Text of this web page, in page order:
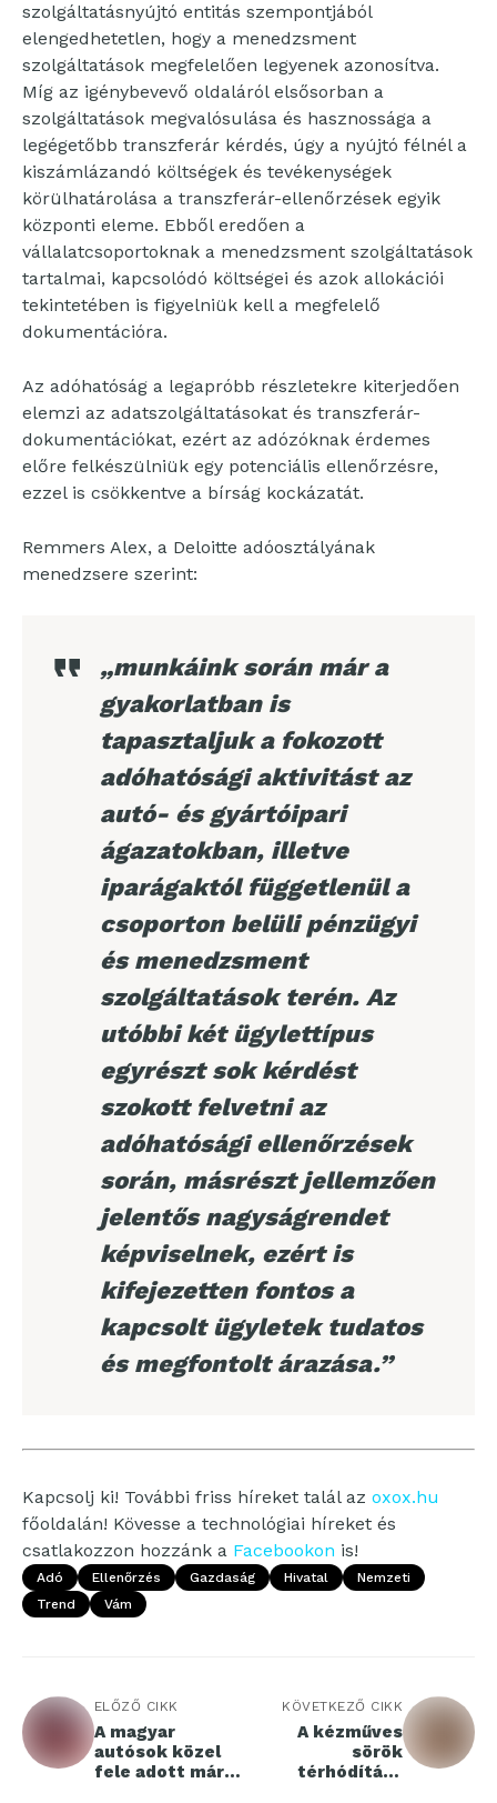
szolgáltatásnyújtó entitás szempontjából
elengedhetetlen, hogy a menedzsment
szolgáltatások megfelelően legyenek azonosítva.
Míg az igénybevevő oldaláról elsősorban a
szolgáltatások megvalósulása és hasznossága a
legégetőbb transzferár kérdés, úgy a nyújtó félnél a
kiszámlázandó költségek és tevékenységek
körülhatárolása a transzferár-ellenőrzések egyik
központi eleme. Ebből eredően a
vállalatcsoportoknak a menedzsment szolgáltatások
tartalmai, kapcsolódó költségei és azok allokációi
tekintetében is figyelniük kell a megfelelő
dokumentációra.
Az adóhatóság a legapróbb részletekre kiterjedően
elemzi az adatszolgáltatásokat és transzferár-
dokumentációkat, ezért az adózóknak érdemes
előre felkészülniük egy potenciális ellenőrzésre,
ezzel is csökkentve a bírság kockázatát.
Remmers Alex, a Deloitte adóosztályának
menedzsere szerint:
„munkáink során már a
gyakorlatban is
tapasztaljuk a fokozott
adóhatósági aktivitást az
autó- és gyártóipari
ágazatokban, illetve
iparágaktól függetlenül a
csoporton belüli pénzügyi
és menedzsment
szolgáltatások terén. Az
utóbbi két ügylettípus
egyrészt sok kérdést
szokott felvetni az
adóhatósági ellenőrzések
során, másrészt jellemzően
jelentős nagyságrendet
képviselnek, ezért is
kifejezetten fontos a
kapcsolt ügyletek tudatos
és megfontolt árazása.”
Kapcsolj ki! További friss híreket talál az oxox.hu
főoldalán! Kövesse a technológiai híreket és
csatlakozzon hozzánk a Facebookon is!
Adó Ellenőrzés Gazdaság Hivatal
Nemzeti
Trend
Vám
ELŐZŐ CIKK
A magyar
autósok közel
fele adott már
KÖVETKEZŐ CIKK
A kézműves
sörök
térhódítása